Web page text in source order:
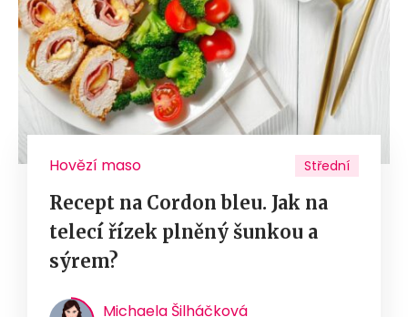
Hovězí maso Střední
Recept na Cordon bleu. Jak na
telecí řízek plněný šunkou a
sýrem?
Michaela Šilháčková